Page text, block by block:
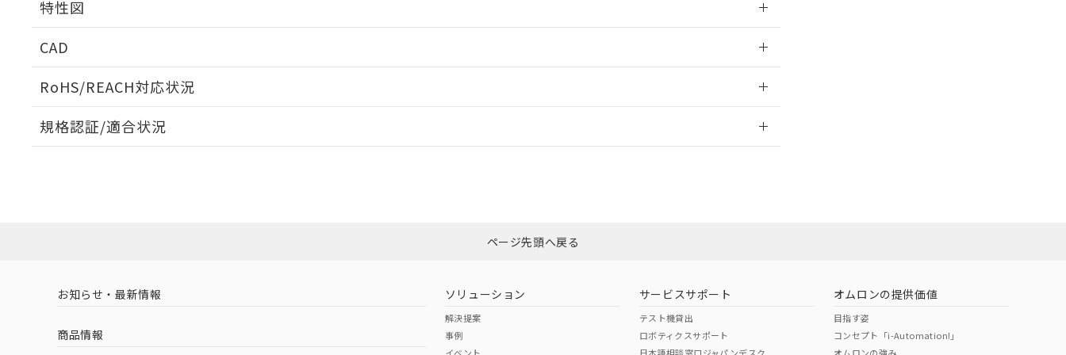
特性図
CAD
RoHS/REACH対応状況
EU RoHS 注意事項・凡例
ダウンロードはこちら
中国 RoHS 注意事項・凡例
規格認証/適合状況
（イギリス
（ノルウェー
（日本
（アメリカ
ページ先頭へ戻る
お知らせ・最新情報
商品情報
ソリューション
解決提案
事例
サービスサポート
テスト機貸出
ロボティクスサポート
オムロンの提供価値
目指す姿
コンセプト「i-Automation!」